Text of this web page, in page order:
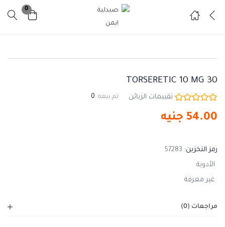
0
تسجيل
ادخل اسم المستخدم وكلمة المرور للدخول.
TORSERETIC 10 MG 30
تقييمات الزبائن تم بيعه :0
54.00 جنيه
رمز التخزين: 57283
الأدوية
غير معرفة
مراجعات (0)